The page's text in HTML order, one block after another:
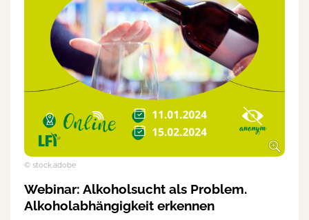
© stock.adobe
Webinar: Alkoholsucht als Problem.
Alkoholabhängigkeit erkennen